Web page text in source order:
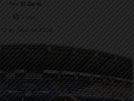
Per El Jardí
2 min.
17 de juliol de 2025